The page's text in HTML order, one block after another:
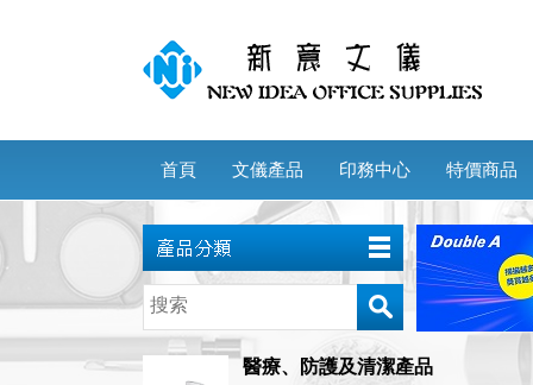
首頁 文儀產品 印務中心 特價商品
醫療、防護及清潔產品